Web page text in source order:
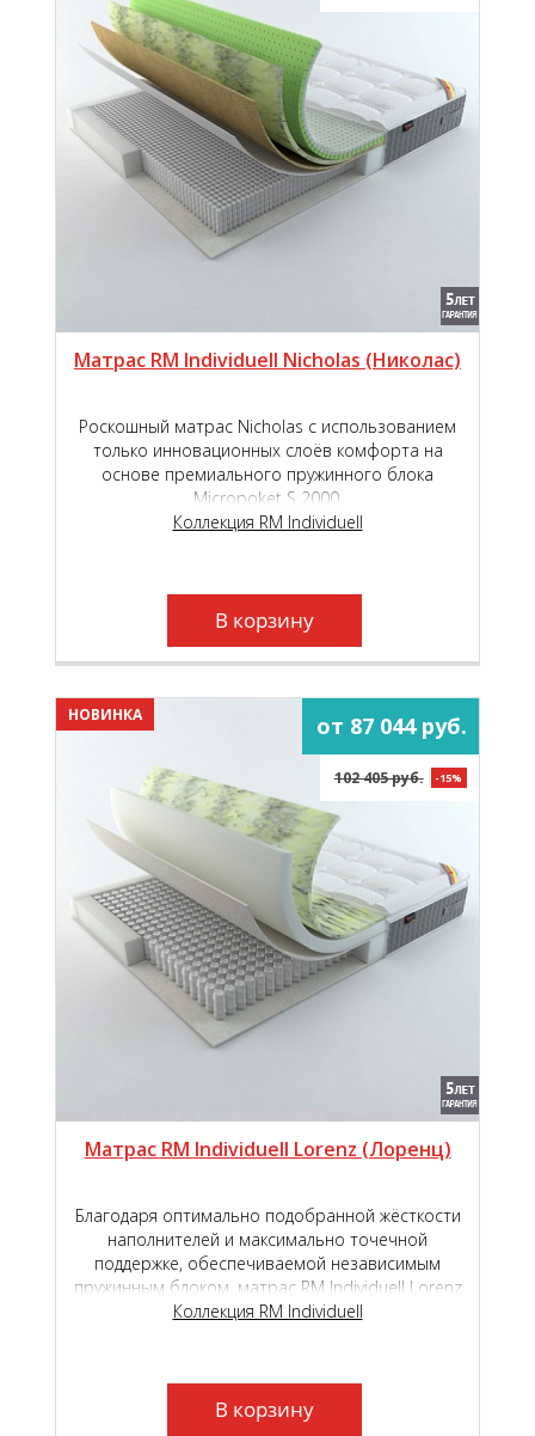
Матрас RM Individuell Nicholas (Николас)
Роскошный матрас Nicholas с использованием
только инновационных слоёв комфорта на
основе премиального пружинного блока
Micropoket S 2000.
Коллекция RM Individuell
В корзину
НОВИНКА от 87 044 руб.
102 405 руб. -15%
Матрас RM Individuell Lorenz (Лоренц)
Благодаря оптимально подобранной жёсткости
наполнителей и максимально точечной
поддержке, обеспечиваемой независимым
пружинным блоком, матрас RM Individuell Lorenz
подарит наивысший уровень комфорта во
Коллекция RM Individuell
В корзину